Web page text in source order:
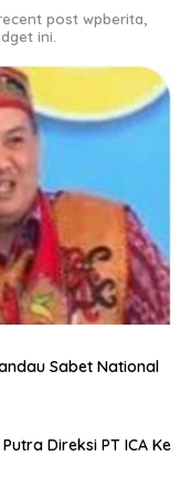
post wpberita,
ini.
Sabet National
Direksi PT ICA Ke